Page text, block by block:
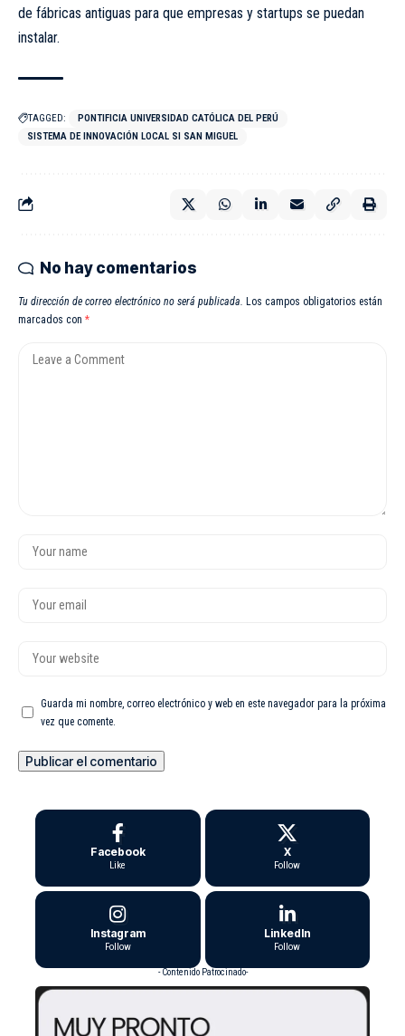
de fábricas antiguas para que empresas y startups se puedan
instalar.
TAGGED:
PONTIFICIA UNIVERSIDAD CATÓLICA DEL PERÚ
SISTEMA DE INNOVACIÓN LOCAL SI SAN MIGUEL
No hay comentarios
Tu dirección de correo electrónico no será publicada. Los campos obligatorios están
marcados con *
Guarda mi nombre, correo electrónico y web en este navegador para la próxima
vez que comente.
Facebook
Like
X
Follow
Instagram
Follow
LinkedIn
Follow
- Contenido Patrocinado-